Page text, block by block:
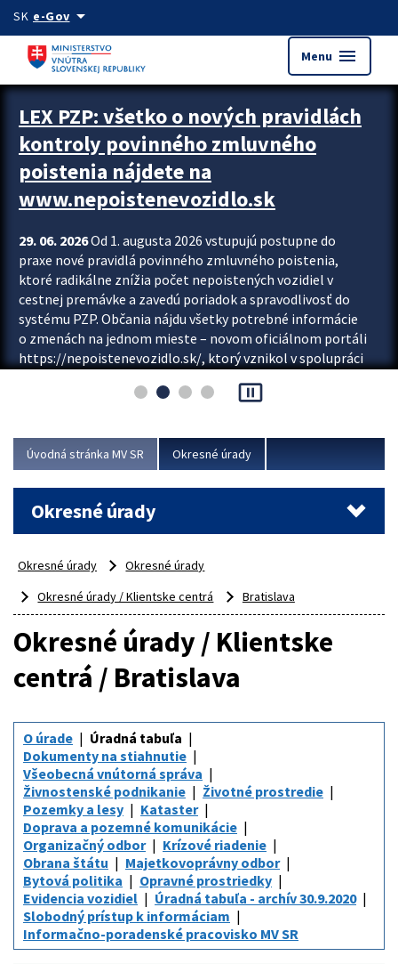
Preskocit na hlavný obsah
SK e-Govarrow_drop_down
Menu menu
Zastavit automatický posun upútavok
LEX PZP: všetko o nových pravidlách
kontroly povinného zmluvného
poistenia nájdete na
www.nepoistenevozidlo.sk
29. 06. 2026Od 1. augusta 2026 vstupujú postupne do
praxe nové pravidlá povinného zmluvného poistenia,
ktoré radikálne znížia počet nepoistených vozidiel v
cestnej premávke a zavedú poriadok a spravodlivosť do
systému PZP. Občania nájdu všetky potrebné informácie
o zmenách na jednom mieste – novom oficiálnom portáli
https://nepoistenevozidlo.sk/, ktorý vznikol v spolupráci
asociácie poisťovní (SLASPO) a Ministerstva vnútra SR.
Viac
pause_presentation
Úvodná stránka MV SR Okresné úrady
Okresné úrady
Okresné úrady
Okresné úrady
Okresné úrady / Klientske centrá
Bratislava
Okresné úrady / Klientske
centrá / Bratislava
O úrade
Úradná tabuľa
Dokumenty na stiahnutie
Všeobecná vnútorná správa
Živnostenské podnikanie
Životné prostredie
Pozemky a lesy
Kataster
Doprava a pozemné komunikácie
Organizačný odbor
Krízové riadenie
Obrana štátu
Majetkovoprávny odbor
Bytová politika
Opravné prostriedky
Evidencia vozidiel
Úradná tabuľa - archív 30.9.2020
Slobodný prístup k informáciam
Informačno-poradenské pracovisko MV SR